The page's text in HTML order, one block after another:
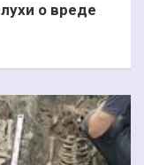
о вреде